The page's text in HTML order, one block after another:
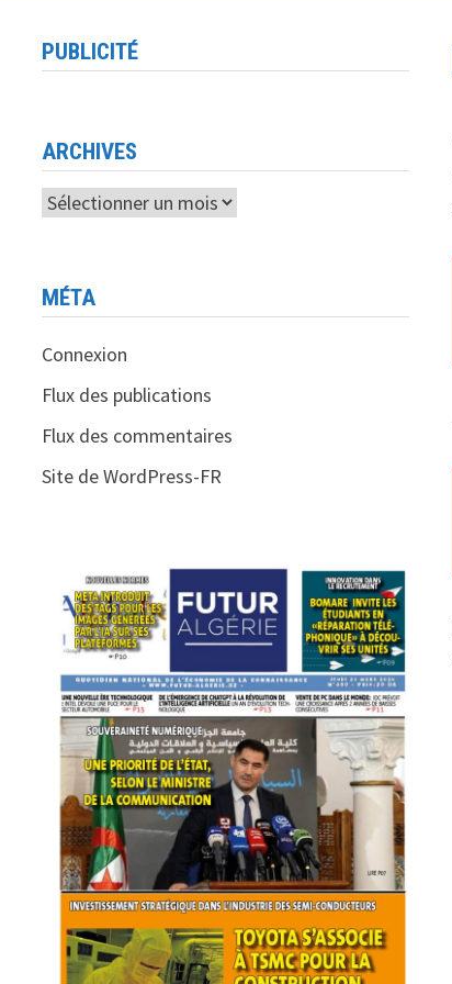
PUBLICITÉ
ARCHIVES
Archives
MÉTA
Connexion
Flux des publications
Flux des commentaires
Site de WordPress-FR